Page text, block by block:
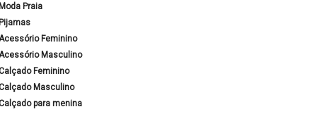
Praia
Feminino
Masculino
Feminino
Masculino
para menina